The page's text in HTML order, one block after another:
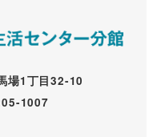
場1丁目32-10
1007